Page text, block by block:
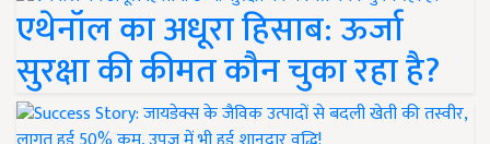
एथेनॉल का अधूरा हिसाब: ऊर्जा
सुरक्षा की कीमत कौन चुका रहा है?